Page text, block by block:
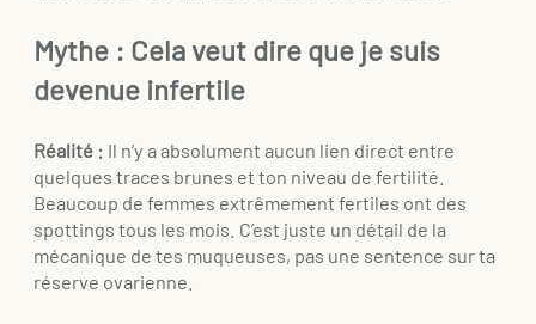
Mythe : Cela veut dire que je suis
devenue infertile
Réalité : Il n’y a absolument aucun lien direct entre
quelques traces brunes et ton niveau de fertilité.
Beaucoup de femmes extrêmement fertiles ont des
spottings tous les mois. C’est juste un détail de la
mécanique de tes muqueuses, pas une sentence sur ta
réserve ovarienne.